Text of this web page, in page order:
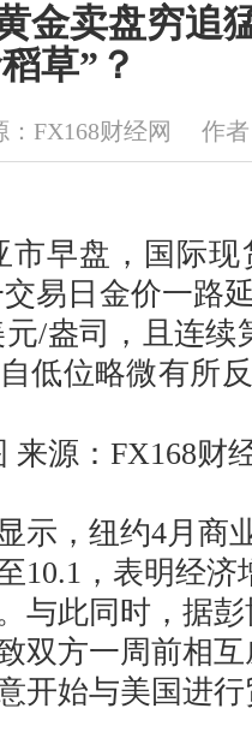
金卖盘穷追
草”？
：FX168财经网 作
早盘，国际现
易日金价一路
元/盎司，且连
低位略微有所
源：FX168财
，纽约4月商
10.1，表明经济
与此同时，据
双方一周前相
开始与美国进